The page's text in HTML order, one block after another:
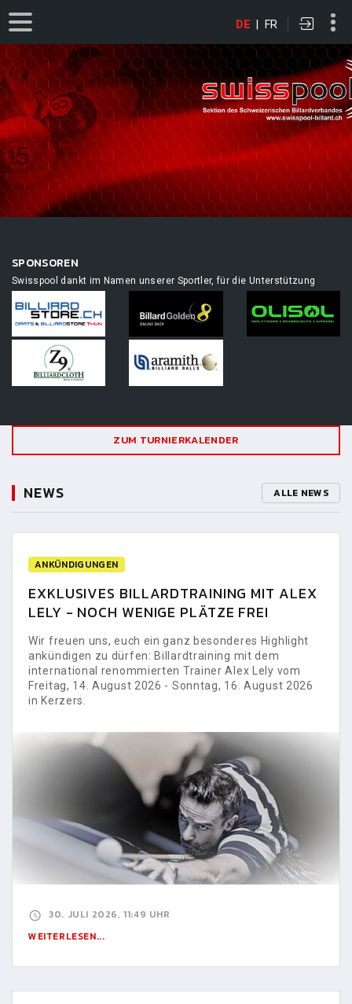
DE | FR
SPONSOREN
Swisspool dankt im Namen unserer Sportler, für die Unterstützung
ZUM TURNIERKALENDER
NEWS ALLE NEWS
ANKÜNDIGUNGEN
EXKLUSIVES BILLARDTRAINING MIT ALEX
LELY - NOCH WENIGE PLÄTZE FREI
Wir freuen uns, euch ein ganz besonderes Highlight
ankündigen zu dürfen: Billardtraining mit dem
international renommierten Trainer Alex Lely vom
Freitag, 14. August 2026 - Sonntag, 16. August 2026
in Kerzers.
30. JULI 2026, 11:49 UHR
WEITERLESEN...